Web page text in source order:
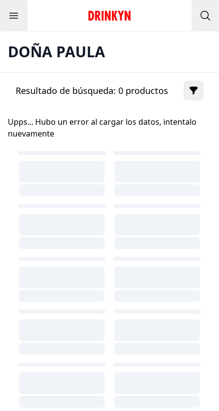
Menu Inicio Drinkyn
DOÑA PAULA
Resultado de búsqueda: 0 productos
Upps... Hubo un error al cargar los datos, intentalo
nuevamente